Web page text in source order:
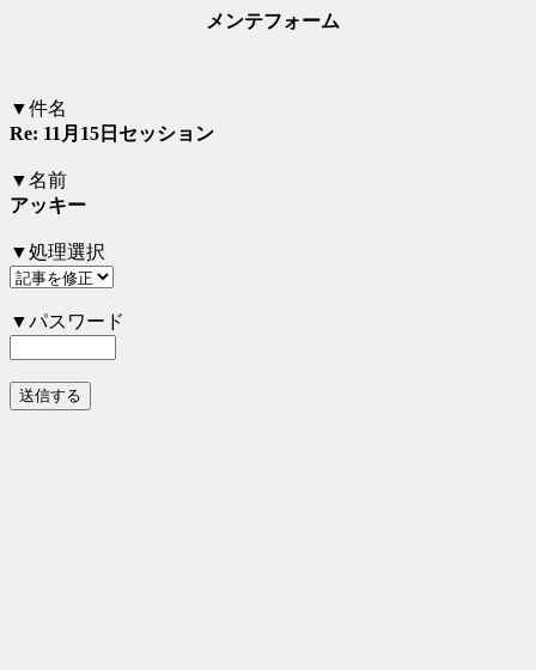
メンテフォーム
▼件名
Re: 11月15日セッション
▼名前
アッキー
▼処理選択
▼パスワード